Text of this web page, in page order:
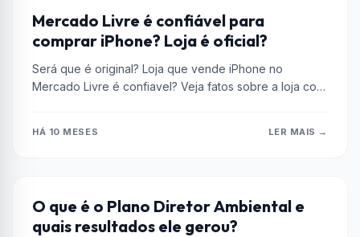
DICAS
Mercado Livre é confiável para
comprar iPhone? Loja é oficial?
Será que é original? Loja que vende iPhone no
Mercado Livre é confiavel? Veja fatos sobre a loja com
HÁ 10 MESES LER MAIS →
AÇÕES
O que é o Plano Diretor Ambiental e
quais resultados ele gerou?